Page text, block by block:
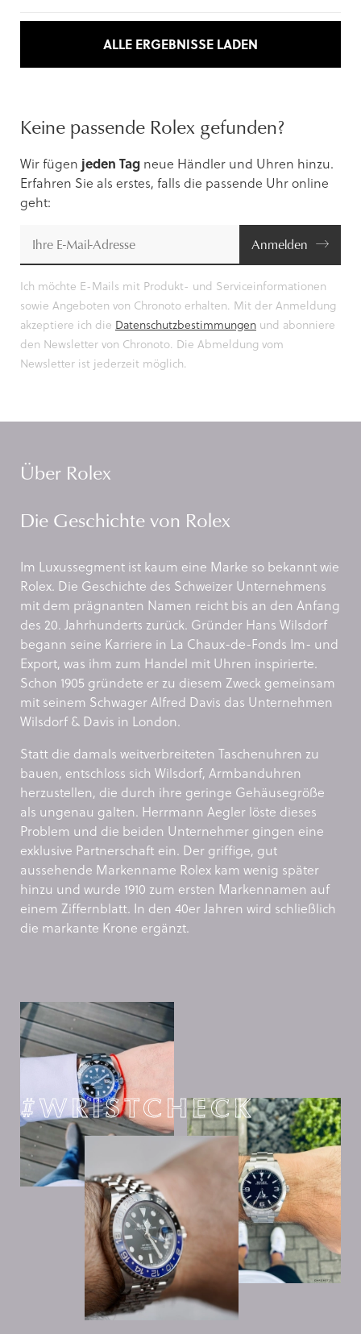
Über Rolex
Die Geschichte von Rolex
Im Luxussegment ist kaum eine Marke so bekannt wie
Rolex. Die Geschichte des Schweizer Unternehmens
mit dem prägnanten Namen reicht bis an den Anfang
des 20. Jahrhunderts zurück. Gründer Hans Wilsdorf
begann seine Karriere in La Chaux-de-Fonds Im- und
Export, was ihm zum Handel mit Uhren inspirierte.
Schon 1905 gründete er zu diesem Zweck gemeinsam
mit seinem Schwager Alfred Davis das Unternehmen
Wilsdorf & Davis in London.
Statt die damals weitverbreiteten Taschenuhren zu
bauen, entschloss sich Wilsdorf, Armbanduhren
herzustellen, die durch ihre geringe Gehäusegröße
als ungenau galten. Herrmann Aegler löste dieses
Problem und die beiden Unternehmer gingen eine
exklusive Partnerschaft ein. Der griffige, gut
aussehende Markenname Rolex kam wenig später
hinzu und wurde 1910 zum ersten Markennamen auf
einem Ziffernblatt. In den 40er Jahren wird schließlich
die markante Krone ergänzt.
#WRISTCHECK
ALLE ERGEBNISSE LADEN
Keine passende Rolex gefunden?
Wir fügen jeden Tag neue Händler und Uhren hinzu.
Erfahren Sie als erstes, falls die passende Uhr online
geht:
Anmelden
Ich möchte E-Mails mit Produkt- und Serviceinformationen
sowie Angeboten von Chronoto erhalten. Mit der Anmeldung
akzeptiere ich die Datenschutzbestimmungen und abonniere
den Newsletter von Chronoto. Die Abmeldung vom
Newsletter ist jederzeit möglich.